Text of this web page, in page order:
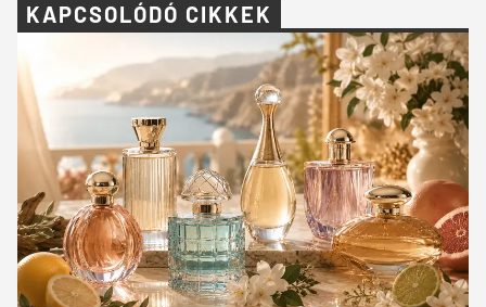
KAPCSOLÓDÓ CIKKEK